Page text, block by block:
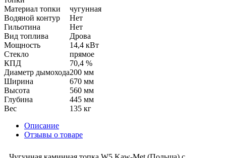
Материал топки
чугунная
Водяной контур
Нет
Гильотина
Нет
Вид топлива
Дрова
Мощность
14,4 кВт
Стекло
прямое
КПД
70,4 %
Диаметр дымохода200 мм
Ширина
670 мм
Высота
560 мм
Глубина
445 мм
Вес
135 кг
Описание
Отзывы о товаре